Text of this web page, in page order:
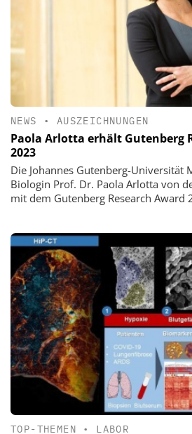
NEWS • AUSZEICHNUNGEN
Paola Arlotta erhält Gutenberg
2023
Die Johannes Gutenberg-Universität
Biologin Prof. Dr. Paola Arlotta von
mit dem Gutenberg Research Award
TOP-THEMEN • LABOR